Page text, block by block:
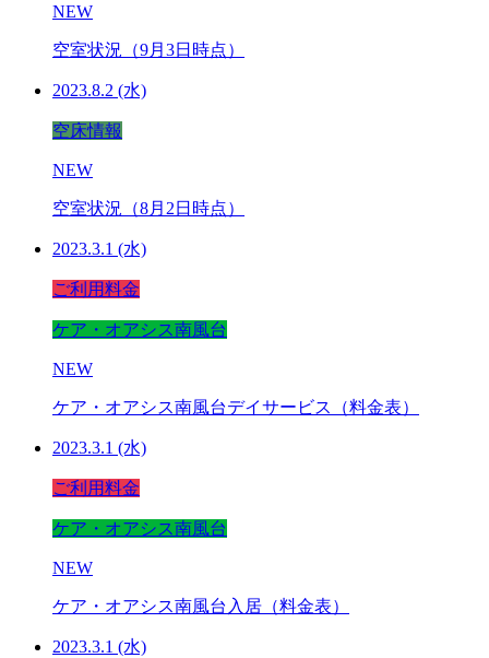
NEW
空室状況（9月3日時点）
2023.8.2 (水)
空床情報
NEW
空室状況（8月2日時点）
2023.3.1 (水)
ご利用料金
ケア・オアシス南風台
NEW
ケア・オアシス南風台デイサービス（料金表）
2023.3.1 (水)
ご利用料金
ケア・オアシス南風台
NEW
ケア・オアシス南風台入居（料金表）
2023.3.1 (水)